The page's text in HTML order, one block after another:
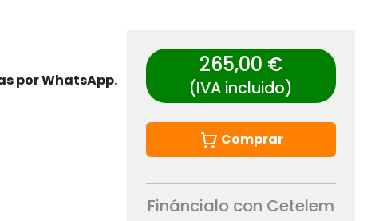
por WhatsApp.
265,00 €
(IVA incluido)
Comprar
Fináncialo con Cetelem